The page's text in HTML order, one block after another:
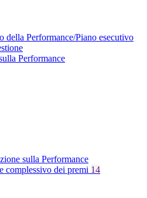
della Performance/Piano esecutivo
Performance
sulla Performance
complessivo dei premi 14